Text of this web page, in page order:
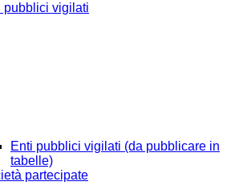
pubblici vigilati
Enti pubblici vigilati (da pubblicare in
tabelle)
partecipate